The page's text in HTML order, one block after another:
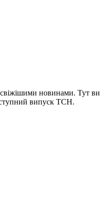
новинами. Тут ви
випуск ТСН.